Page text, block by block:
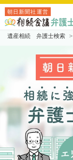
朝日新聞社運営
遺産相続 弁護士検索